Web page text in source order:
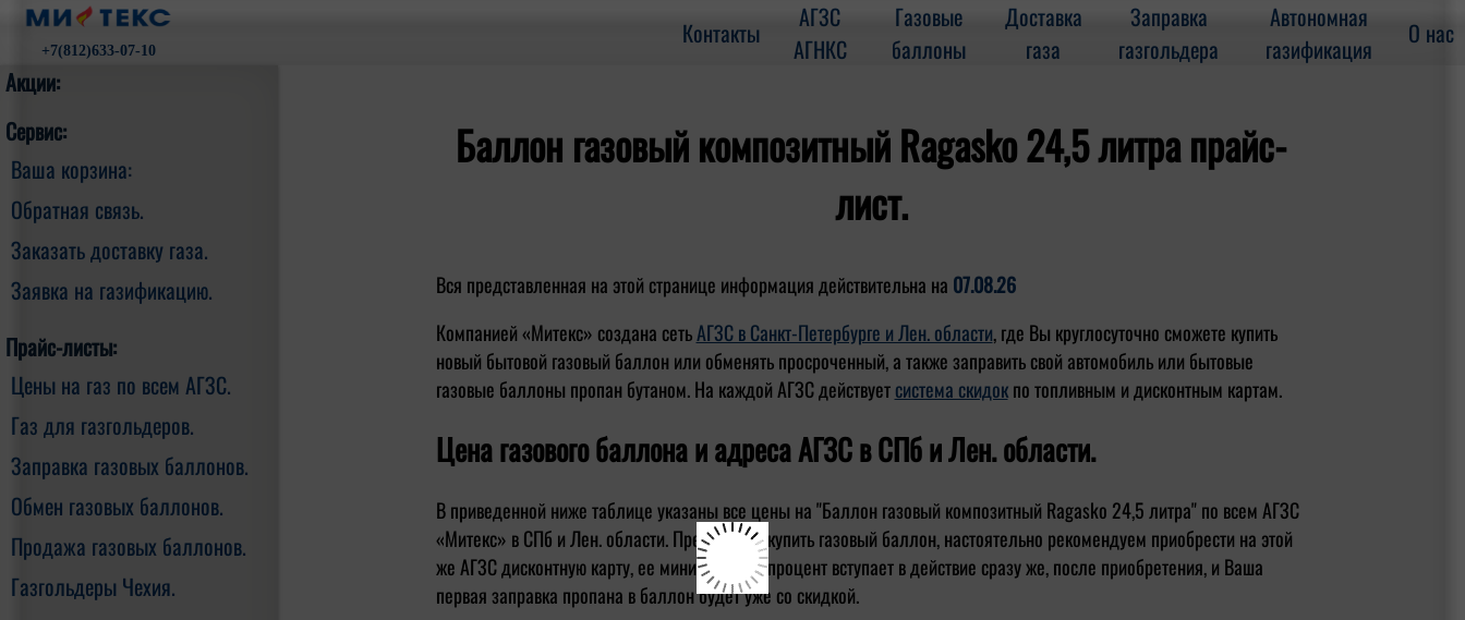
+7(812)633-07-10
Контакты
АГЗС
АГНКС
Газовые
баллоны
Доставка
газа
Заправка
газгольдера
Автономная
газификация
О нас
Баллон газовый композитный Ragasko 24,5 литра прайс-
лист.
Вся представленная на этой странице информация действительна на 07.08.26
Компанией «Митекс» создана сетьАГЗС в Санкт-Петербурге и Лен. области, где Вы круглосуточно сможете купить
новый бытовой газовый баллон или обменять просроченный, а также заправить свой автомобиль или бытовые
газовые баллоны пропан бутаном. На каждой АГЗС действуетсистема скидокпо топливным и дисконтным картам.
Цена газового баллона и адреса АГЗС в СПб и Лен. области.
В приведенной ниже таблице указаны все цены на "Баллон газовый композитный Ragasko 24,5 литра" по всем АГЗС
«Митекс» в СПб и Лен. области. Прежде чем купить газовый баллон, настоятельно рекомендуем приобрести на этой
же АГЗС дисконтную карту, ее минимальный процент вступает в действие сразу же, после приобретения, и Ваша
первая заправка пропана в баллон будет уже со скидкой.
Акции:
Сервис:
Ваша корзина:
Обратная связь.
Заказать доставку газа.
Заявка на газификацию.
Прайс-листы:
Цены на газ по всем АГЗС.
Газ для газгольдеров.
Заправка газовых баллонов.
Обмен газовых баллонов.
Продажа газовых баллонов.
Газгольдеры Чехия.